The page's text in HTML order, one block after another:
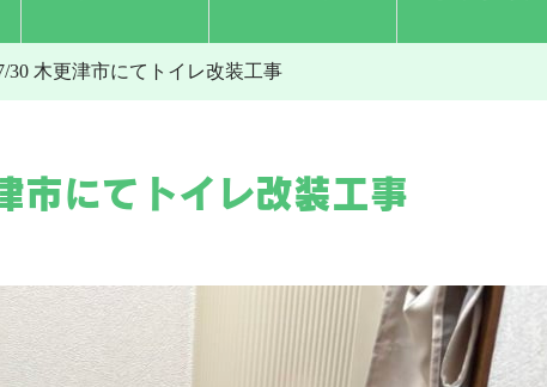
給湯器
その他工事 施工事例
給湯器交換
電気工事
水道トラブル
その他工事
30 木更津市にてトイレ改装工事
にてトイレ改装工事